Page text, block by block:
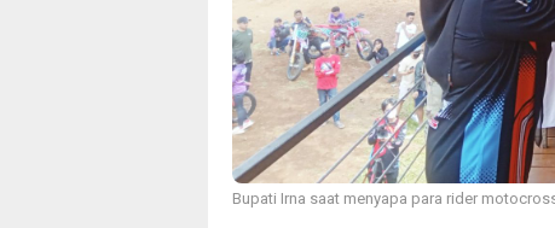
Bupati Irna saat menyapa para rider